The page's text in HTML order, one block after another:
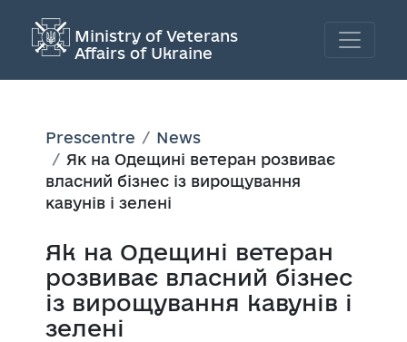
Ministry of Veterans
Affairs of Ukraine
Prescentre
News
Як на Одещині ветеран розвиває
власний бізнес із вирощування
кавунів і зелені
Як на Одещині ветеран
розвиває власний бізнес
із вирощування кавунів і
зелені